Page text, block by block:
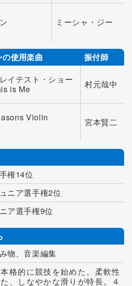
ミーシャ・ジー
使用楽曲
振付師
イテスト・ショー
is Me
村元哉中
Violin
宮本賢二
権14位
ニア選手権2位
ア選手権9位
物、音楽編集
格的に競技を始めた。柔軟性
、しなやかな滑りが特長。４